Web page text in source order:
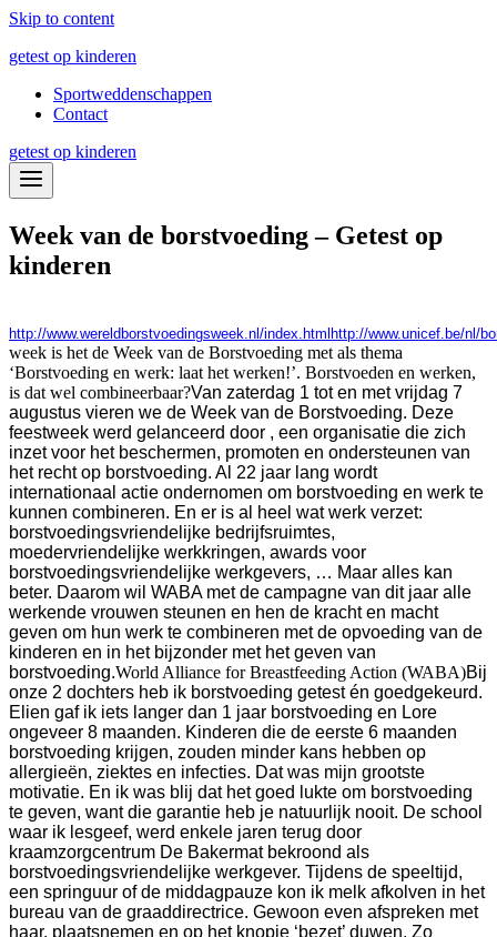
Skip to content
getest op kinderen
Sportweddenschappen
Contact
getest op kinderen
Week van de borstvoeding – Getest op
kinderen
http://www.wereldborstvoedingsweek.nl/index.html http://www.unicef.be/nl/
week is het de Week van de Borstvoeding met als thema
‘Borstvoeding en werk: laat het werken!’. Borstvoeden en werken,
is dat wel combineerbaar?Van zaterdag 1 tot en met vrijdag 7
augustus vieren we de Week van de Borstvoeding. Deze
feestweek werd gelanceerd door , een organisatie die zich
inzet voor het beschermen, promoten en ondersteunen van
het recht op borstvoeding. Al 22 jaar lang wordt
internationaal actie ondernomen om borstvoeding en werk te
kunnen combineren. En er is al heel wat werk verzet:
borstvoedingsvriendelijke bedrijfsruimtes,
moedervriendelijke werkkringen, awards voor
borstvoedingsvriendelijke werkgevers, … Maar alles kan
beter. Daarom wil WABA met de campagne van dit jaar alle
werkende vrouwen steunen en hen de kracht en macht
geven om hun werk te combineren met de opvoeding van de
kinderen en in het bijzonder met het geven van
borstvoeding.World Alliance for Breastfeeding Action (WABA)Bij
onze 2 dochters heb ik borstvoeding getest én goedgekeurd.
Elien gaf ik iets langer dan 1 jaar borstvoeding en Lore
ongeveer 8 maanden. Kinderen die de eerste 6 maanden
borstvoeding krijgen, zouden minder kans hebben op
allergieën, ziektes en infecties. Dat was mijn grootste
motivatie. En ik was blij dat het goed lukte om borstvoeding
te geven, want die garantie heb je natuurlijk nooit. De school
waar ik lesgeef, werd enkele jaren terug door
kraamzorgcentrum De Bakermat bekroond als
borstvoedingsvriendelijke werkgever. Tijdens de speeltijd,
een springuur of de middagpauze kon ik melk afkolven in het
bureau van de graaddirectrice. Gewoon even afspreken met
haar, plaatsnemen en op het knopje ‘bezet’ duwen. Zo